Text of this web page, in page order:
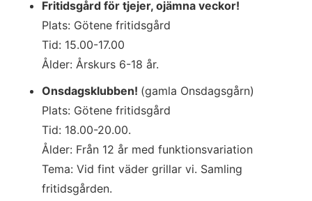
Fritidsgård för tjejer, ojämna veckor!
Plats: Götene fritidsgård
Tid: 15.00-17.00
Ålder: Årskurs 6-18 år.
Onsdagsklubben! (gamla Onsdagsgårn)
Plats: Götene fritidsgård
Tid: 18.00-20.00.
Ålder: Från 12 år med funktionsvariation
Tema: Vid fint väder grillar vi. Samling
fritidsgården.